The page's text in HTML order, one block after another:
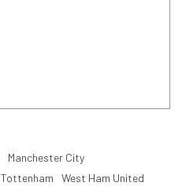
Manchester City
Tottenham West Ham United